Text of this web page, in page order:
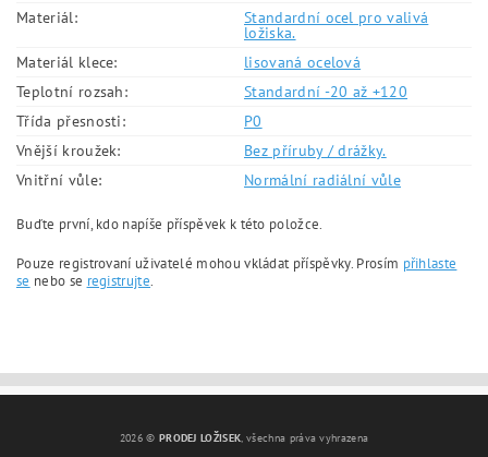
Materiál:
Standardní ocel pro valivá
ložiska.
Materiál klece:
lisovaná ocelová
Teplotní rozsah:
Standardní -20 až +120
Třída přesnosti:
P0
Vnější kroužek:
Bez příruby / drážky.
Vnitřní vůle:
Normální radiální vůle
Buďte první, kdo napíše příspěvek k této položce.
Pouze registrovaní uživatelé mohou vkládat příspěvky. Prosím přihlaste
se nebo se registrujte.
2026 © PRODEJ LOŽISEK, všechna práva vyhrazena